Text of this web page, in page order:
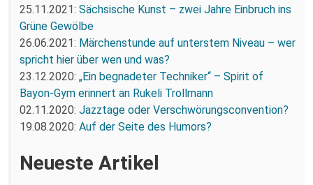
25.11.2021: Sächsische Kunst – zwei Jahre Einbruch ins
Grüne Gewölbe
26.06.2021: Märchenstunde auf unterstem Niveau – wer
spricht hier über wen und was?
23.12.2020: „Ein begnadeter Techniker“ – Spirit of
Bayon-Gym erinnert an Rukeli Trollmann
02.11.2020: Jazztage oder Verschwörungsconvention?
19.08.2020: Auf der Seite des Humors?
Neueste Artikel